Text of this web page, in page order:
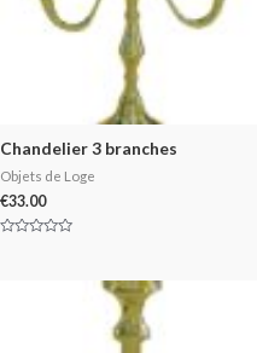
Chandelier 3 branches
Objets de Loge
€33.00